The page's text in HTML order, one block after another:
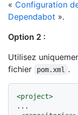
« Configuration
Dependabot ».
Option 2 :
Utilisez
fichier
pom.xml .
<project>
...